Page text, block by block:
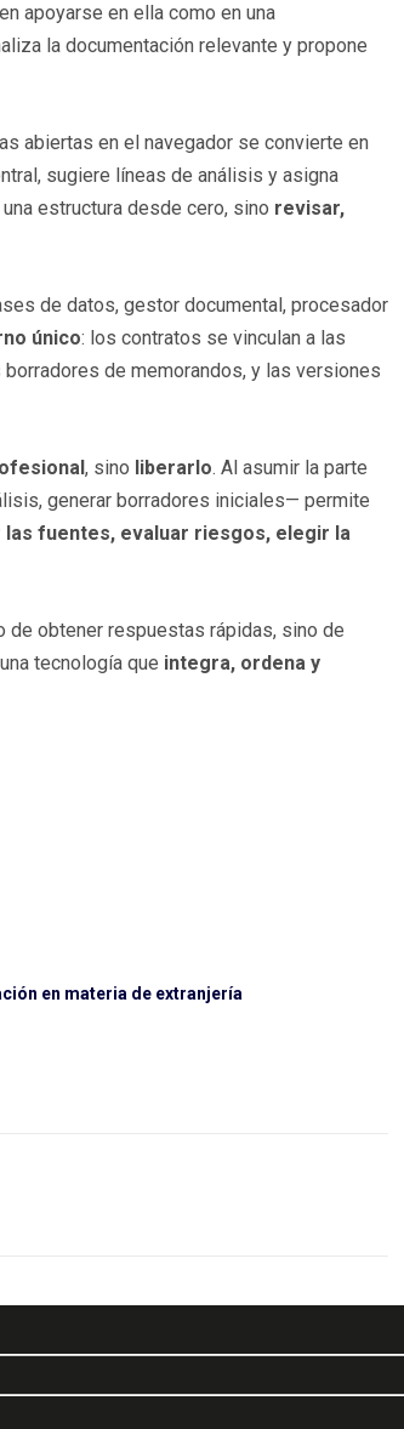
apoyarse en ella como en una
la documentación relevante y propone
abiertas en el navegador se convierte en
sugiere líneas de análisis y asigna
estructura desde cero, sino revisar,
de datos, gestor documental, procesador
único: los contratos se vinculan a las
de memorandos, y las versiones
, sino liberarlo. Al asumir la parte
generar borradores iniciales— permite
fuentes, evaluar riesgos, elegir la
de obtener respuestas rápidas, sino de
tecnología que integra, ordena y
en materia de extranjería